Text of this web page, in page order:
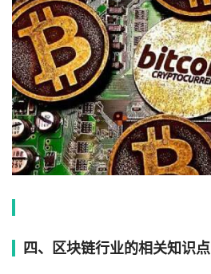
四、区块链行业的相关知识点